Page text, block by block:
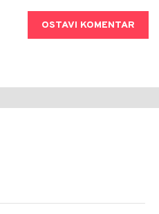
OSTAVI KOMENTAR